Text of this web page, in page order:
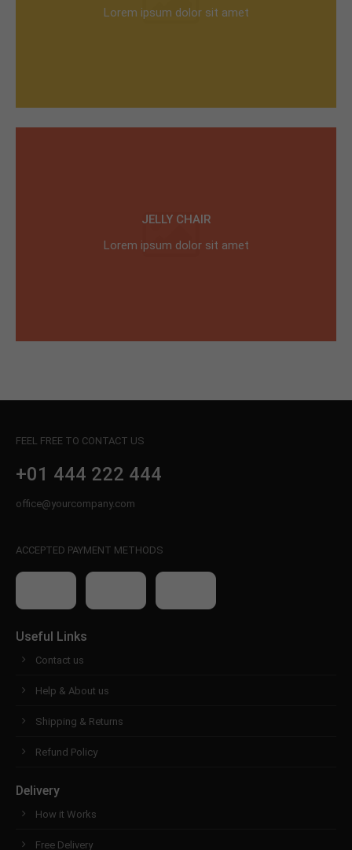
Lorem ipsum dolor sit amet
JELLY CHAIR
Lorem ipsum dolor sit amet
FEEL FREE TO CONTACT US
+01 444 222 444
office@yourcompany.com
ACCEPTED PAYMENT METHODS
Useful Links
Contact us
Help & About us
Shipping & Returns
Refund Policy
Delivery
How it Works
Free Delivery